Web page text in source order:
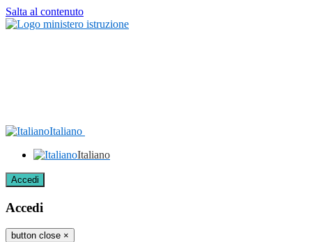
Salta al contenuto
Italiano
Italiano
Accedi
Accedi
button close ×